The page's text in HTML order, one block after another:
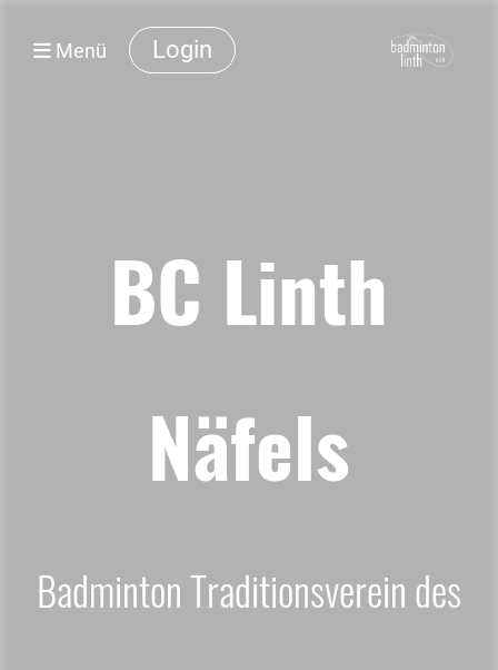
Login
Menü
BC Linth
Näfels
Badminton Traditionsverein des